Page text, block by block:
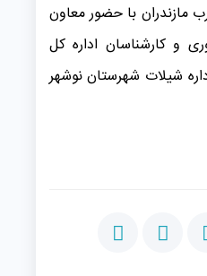
مازندران با حضور معاون
و کارشناسان اداره کل
شیلات شهرستان نوشهر